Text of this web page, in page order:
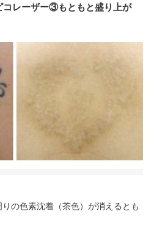
コレーザー③もともと盛り上が
の色素沈着（茶色）が消えるとも